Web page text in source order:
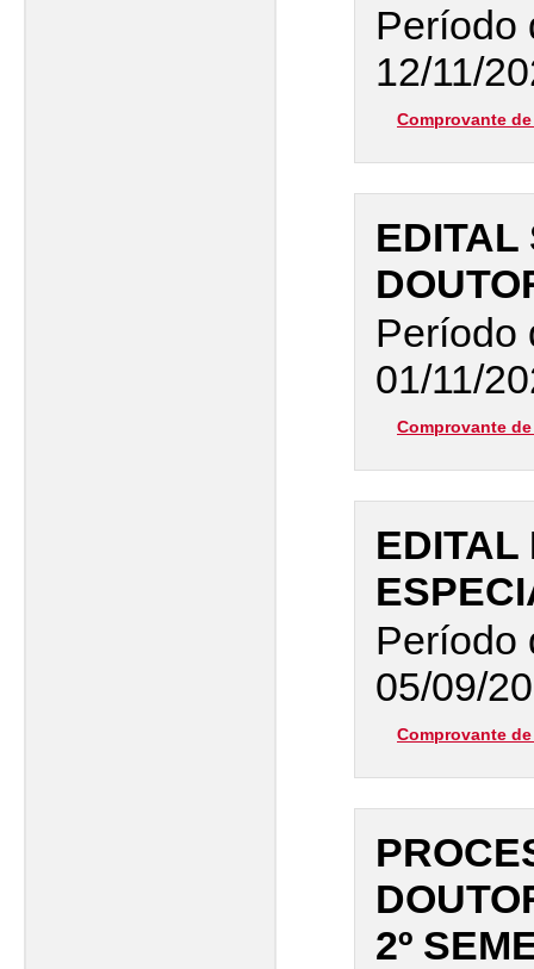
Período
12/11/
Comprovante
EDITAL
Período
01/11/
Comprovante
EDITAL
Período
05/09/
Comprovante
2º